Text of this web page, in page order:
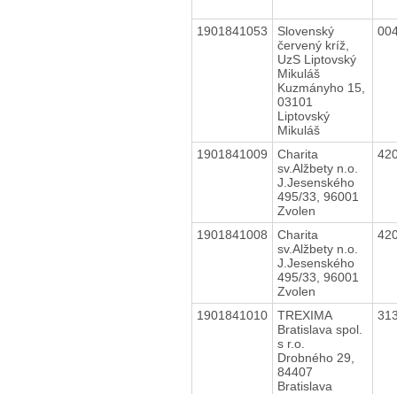
1901841053
Slovenský
červený kríž,
UzS Liptovský
Mikuláš
Kuzmányho 15,
03101
Liptovský
Mikuláš
1901841009
Charita
sv.Alžbety n.o.
J.Jesenského
495/33, 96001
Zvolen
1901841008
Charita
sv.Alžbety n.o.
J.Jesenského
495/33, 96001
Zvolen
1901841010
TREXIMA
Bratislava spol.
s r.o.
Drobného 29,
84407
Bratislava